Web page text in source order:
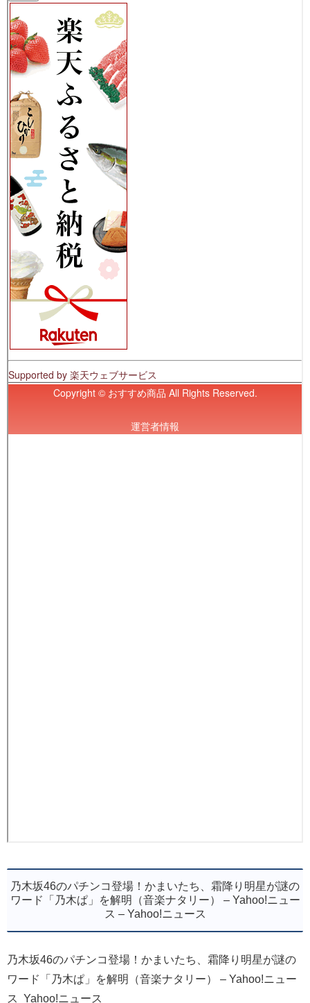
乃木坂46のパチンコ登場！かまいたち、霜降り明星が謎の
ワード「乃木ぱ」を解明（音楽ナタリー） – Yahoo!ニュー
ス – Yahoo!ニュース
乃木坂46のパチンコ登場！かまいたち、霜降り明星が謎の
ワード「乃木ぱ」を解明（音楽ナタリー） – Yahoo!ニュー
ス Yahoo!ニュース